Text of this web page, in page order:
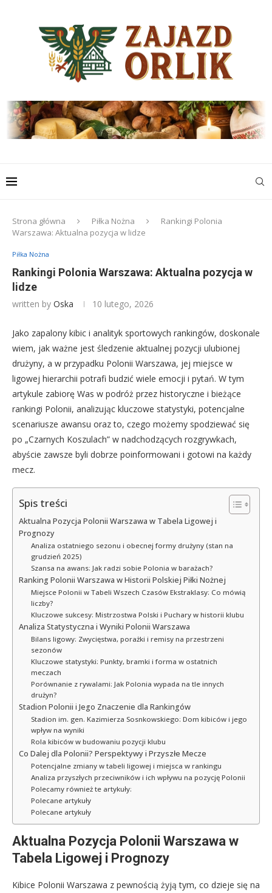
Strona główna Piłka Nożna
Rankingi Polonia
Warszawa: Aktualna pozycja w lidze
Piłka Nożna
Rankingi Polonia Warszawa: Aktualna pozycja w
lidze
written by Oska 10 lutego, 2026
Jako zapalony kibic i analityk sportowych rankingów, doskonale
wiem, jak ważne jest śledzenie aktualnej pozycji ulubionej
drużyny, a w przypadku Polonii Warszawa, jej miejsce w
ligowej hierarchii potrafi budzić wiele emocji i pytań. W tym
artykule zabiorę Was w podróż przez historyczne i bieżące
rankingi Polonii, analizując kluczowe statystyki, potencjalne
scenariusze awansu oraz to, czego możemy spodziewać się
po „Czarnych Koszulach” w nadchodzących rozgrywkach,
abyście zawsze byli dobrze poinformowani i gotowi na każdy
mecz.
Spis treści
Aktualna Pozycja Polonii Warszawa w Tabela Ligowej i
Prognozy
Analiza ostatniego sezonu i obecnej formy drużyny (stan na
grudzień 2025)
Szansa na awans: Jak radzi sobie Polonia w barażach?
Ranking Polonii Warszawa w Historii Polskiej Piłki Nożnej
Miejsce Polonii w Tabeli Wszech Czasów Ekstraklasy: Co mówią
liczby?
Kluczowe sukcesy: Mistrzostwa Polski i Puchary w historii klubu
Analiza Statystyczna i Wyniki Polonii Warszawa
Bilans ligowy: Zwycięstwa, porażki i remisy na przestrzeni
sezonów
Kluczowe statystyki: Punkty, bramki i forma w ostatnich
meczach
Porównanie z rywalami: Jak Polonia wypada na tle innych
drużyn?
Stadion Polonii i Jego Znaczenie dla Rankingów
Stadion im. gen. Kazimierza Sosnkowskiego: Dom kibiców i jego
wpływ na wyniki
Rola kibiców w budowaniu pozycji klubu
Co Dalej dla Polonii? Perspektywy i Przyszłe Mecze
Potencjalne zmiany w tabeli ligowej i miejsca w rankingu
Analiza przyszłych przeciwników i ich wpływu na pozycję Polonii
Polecamy również te artykuły:
Polecane artykuły
Polecane artykuły
Aktualna Pozycja Polonii Warszawa w
Tabela Ligowej i Prognozy
Kibice Polonii Warszawa z pewnością żyją tym, co dzieje się na